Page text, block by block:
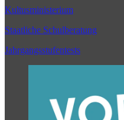
Kultusministerium
Staatliche Schulberatung
Jahrgangsstufentests